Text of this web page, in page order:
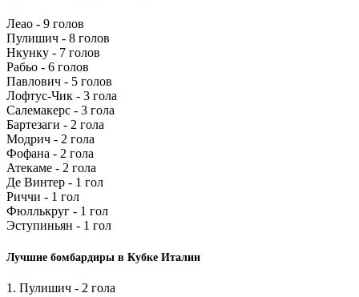
Леао - 9 голов
Пулишич - 8 голов
Нкунку - 7 голов
Рабьо - 6 голов
Павлович - 5 голов
Лофтус-Чик - 3 гола
Салемакерс - 3 гола
Бартезаги - 2 гола
Модрич - 2 гола
Фофана - 2 гола
Атекаме - 2 гола
Де Винтер - 1 гол
Риччи - 1 гол
Фюллькруг - 1 гол
Эступиньян - 1 гол
Лучшие бомбардиры в Кубке Италии
1. Пулишич - 2 гола